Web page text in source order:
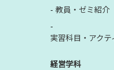
教員・ゼミ紹介
実習科目・アク
経営学科